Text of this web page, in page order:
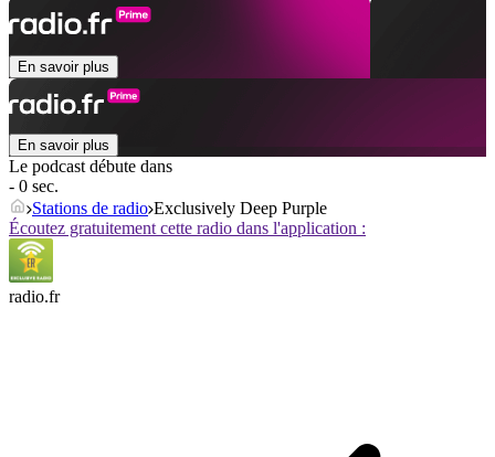
En savoir plus
En savoir plus
Le podcast débute dans
- 0 sec.
Stations de radio Exclusively Deep Purple
Écoutez gratuitement cette radio dans l'application :
radio.fr